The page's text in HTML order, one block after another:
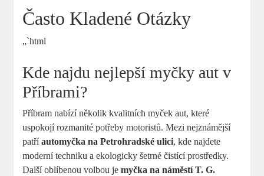
Často Kladené Otázky
„`html
Kde najdu nejlepší myčky aut v
Příbrami?
Příbram nabízí několik kvalitních myček aut, které
uspokojí rozmanité potřeby motoristů. Mezi nejznámější
patříautomyčka na Petrohradské ulici, kde najdete
moderní techniku a ekologicky šetrné čistící prostředky.
Další oblíbenou volbou jemyčka na náměstí T. G.